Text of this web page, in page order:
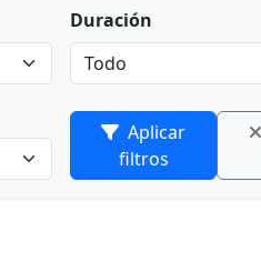
Duración
Aplicar
filtros